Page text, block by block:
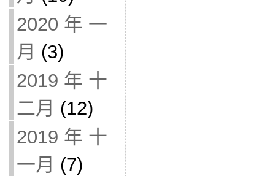
2020 年 一
月 (3)
2019 年 十
二月 (12)
2019 年 十
一月 (7)